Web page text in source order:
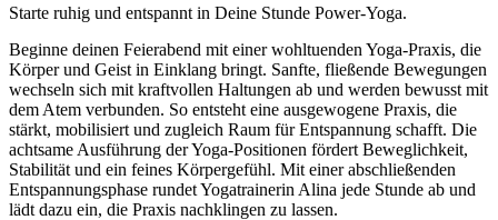
Starte ruhig und entspannt in Deine Stunde Power-Yoga.
Beginne deinen Feierabend mit einer wohltuenden Yoga-Praxis, die
Körper und Geist in Einklang bringt. Sanfte, fließende Bewegungen
wechseln sich mit kraftvollen Haltungen ab und werden bewusst mit
dem Atem verbunden. So entsteht eine ausgewogene Praxis, die
stärkt, mobilisiert und zugleich Raum für Entspannung schafft. Die
achtsame Ausführung der Yoga-Positionen fördert Beweglichkeit,
Stabilität und ein feines Körpergefühl. Mit einer abschließenden
Entspannungsphase rundet Yogatrainerin Alina jede Stunde ab und
lädt dazu ein, die Praxis nachklingen zu lassen.